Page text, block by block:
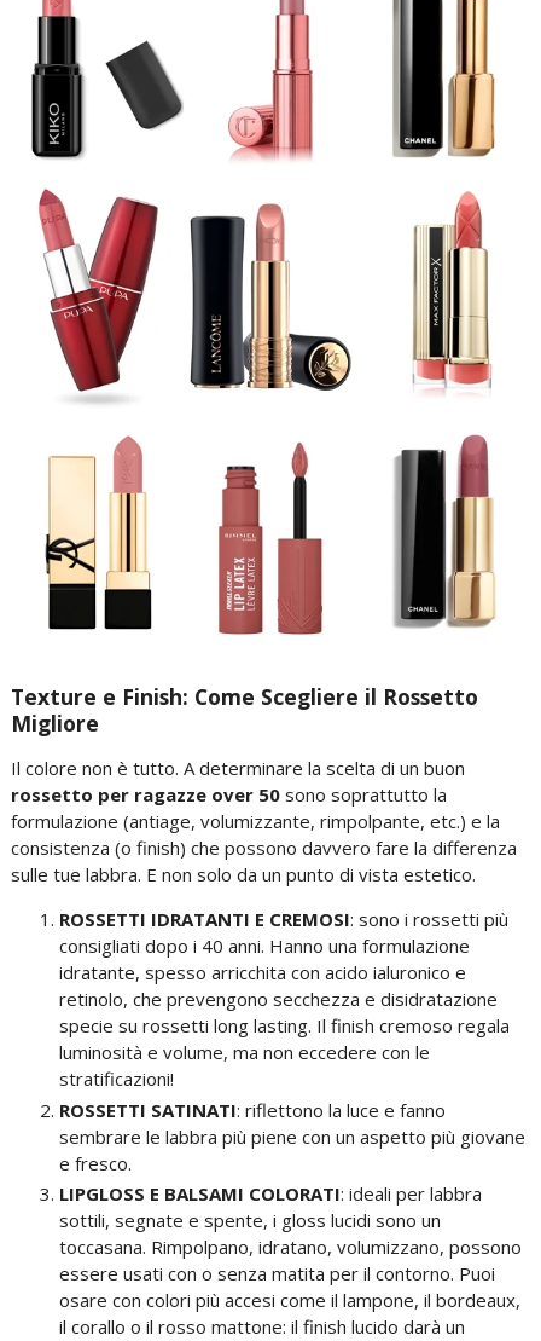
Texture e Finish: Come Scegliere il Rossetto
Migliore
Il colore non è tutto. A determinare la scelta di un buon
rossetto per ragazze over 50 sono soprattutto la
formulazione (antiage, volumizzante, rimpolpante, etc.) e la
consistenza (o finish) che possono davvero fare la differenza
sulle tue labbra. E non solo da un punto di vista estetico.
ROSSETTI IDRATANTI E CREMOSI: sono i rossetti più
consigliati dopo i 40 anni. Hanno una formulazione
idratante, spesso arricchita con acido ialuronico e
retinolo, che prevengono secchezza e disidratazione
specie su rossetti long lasting. Il finish cremoso regala
luminosità e volume, ma non eccedere con le
stratificazioni!
ROSSETTI SATINATI: riflettono la luce e fanno
sembrare le labbra più piene con un aspetto più giovane
e fresco.
LIPGLOSS E BALSAMI COLORATI: ideali per labbra
sottili, segnate e spente, i gloss lucidi sono un
toccasana. Rimpolpano, idratano, volumizzano, possono
essere usati con o senza matita per il contorno. Puoi
osare con colori più accesi come il lampone, il bordeaux,
il corallo o il rosso mattone: il finish lucido darà un